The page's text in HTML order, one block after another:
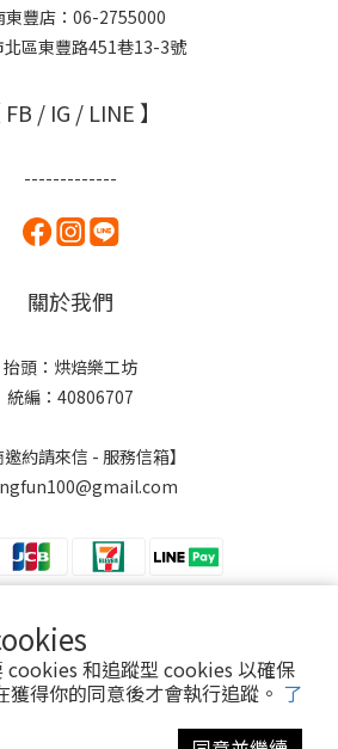
cookies 和追蹤型 cookies 以確保
得你的同意後才會執行追蹤。 了
東豐店：06-2755000
北區東豐路451巷13-3號
FB / IG / LINE 】
-------------
關於我們
抬頭：烘焙樂工坊
統編：40806707
邀約請來信 - 服務信箱】
文